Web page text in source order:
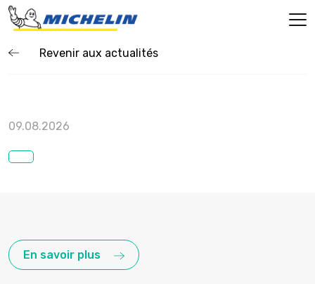
Revenir aux actualités
09.08.2026
En savoir plus